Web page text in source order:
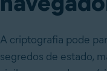
A criptografia pode
segredos de estado,